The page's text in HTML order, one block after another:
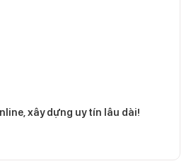
xây dựng uy tín lâu dài!